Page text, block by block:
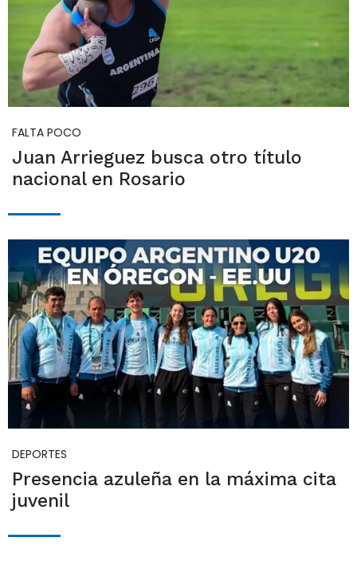
FALTA POCO
Juan Arrieguez busca otro título
nacional en Rosario
DEPORTES
Presencia azuleña en la máxima cita
juvenil